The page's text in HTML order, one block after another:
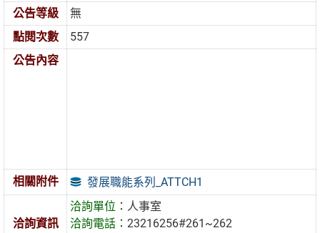
公告等級
無
點閱次數
557
公告內容
相關附件 發展職能系列_ATTCH1
洽詢資訊
洽詢單位： 人事室
洽詢電話：23216256#261~262